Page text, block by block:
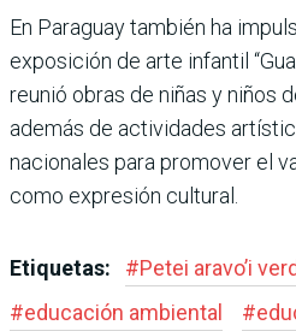
En Paraguay también ha
exposición de arte infantil
reunió obras de niñas y niños
además de actividades
nacionales para promover el
como expresión cultural.
Etiquetas: #Petei aravo’i
#educación ambiental #